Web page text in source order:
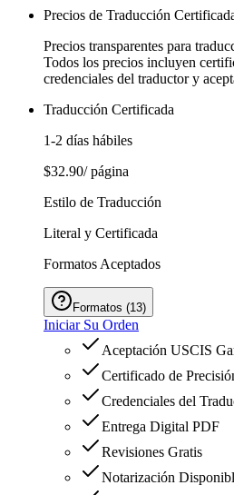
Precios de Traducción
Precios transparentes para
Todos los precios incluyen
credenciales del traductor y
Traducción Certificada
1-2 días hábiles
$32.90/ página
Estilo de Traducción
Literal y Certificada
Formatos Aceptados
Formatos (13)
Iniciar Su Orden
Aceptación USCIS
Certificado de
Credenciales del
Entrega Digital PDF
Revisiones Gratis
Notarización